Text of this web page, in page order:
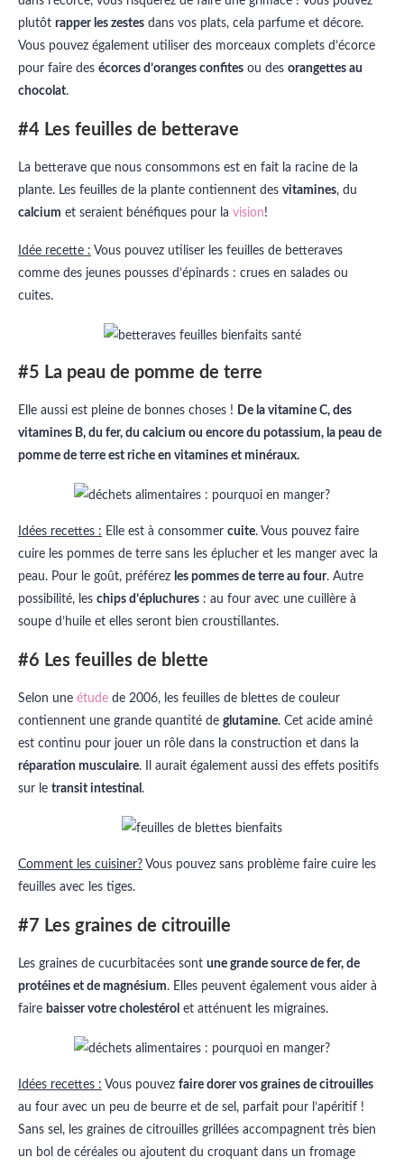
plutôt rapper les zestes dans vos plats, cela parfume et décore.
Vous pouvez également utiliser des morceaux complets d’écorce
pour faire des écorces d’oranges confites ou des orangettes au
chocolat.
#4 Les feuilles de betterave
La betterave que nous consommons est en fait la racine de la
plante. Les feuilles de la plante contiennent des vitamines, du
calcium et seraient bénéfiques pour la vision!
Idée recette : Vous pouvez utiliser les feuilles de betteraves
comme des jeunes pousses d’épinards : crues en salades ou
cuites.
#5 La peau de pomme de terre
Elle aussi est pleine de bonnes choses ! De la vitamine C, des
vitamines B, du fer, du calcium ou encore du potassium, la peau de
pomme de terre est riche en vitamines et minéraux.
Idées recettes : Elle est à consommer cuite. Vous pouvez faire
cuire les pommes de terre sans les éplucher et les manger avec la
peau. Pour le goût, préférez les pommes de terre au four. Autre
possibilité, les chips d’épluchures : au four avec une cuillère à
soupe d’huile et elles seront bien croustillantes.
#6 Les feuilles de blette
Selon une étude de 2006, les feuilles de blettes de couleur
contiennent une grande quantité de glutamine. Cet acide aminé
est continu pour jouer un rôle dans la construction et dans la
réparation musculaire. Il aurait également aussi des effets positifs
sur le transit intestinal .
Comment les cuisiner? Vous pouvez sans problème faire cuire les
feuilles avec les tiges.
#7 Les graines de citrouille
Les graines de cucurbitacées sont une grande source de fer, de
protéines et de magnésium. Elles peuvent également vous aider à
faire baisser votre cholestérol et atténuent les migraines.
Idées recettes : Vous pouvez faire dorer vos graines de citrouilles
au four avec un peu de beurre et de sel, parfait pour l’apéritif !
Sans sel, les graines de citrouilles grillées accompagnent très bien
un bol de céréales ou ajoutent du croquant dans un fromage